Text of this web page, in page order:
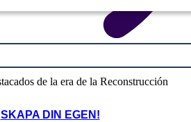
SKAPA DIN EGEN!